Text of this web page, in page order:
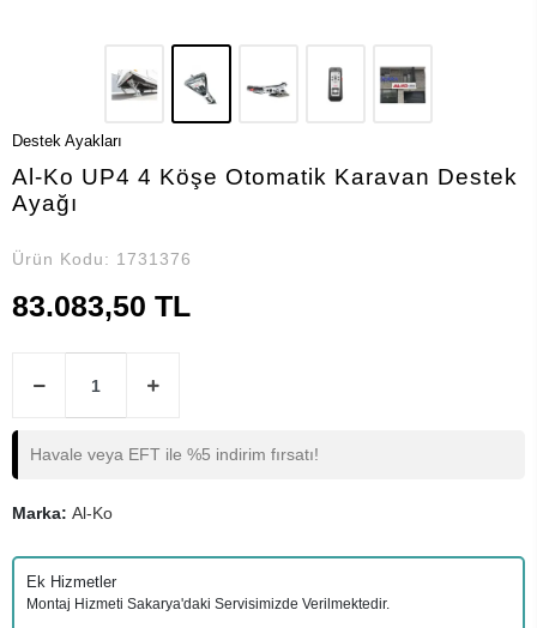
Destek Ayakları
Al-Ko UP4 4 Köşe Otomatik Karavan Destek
Ayağı
Ürün Kodu: 1731376
83.083,50 TL
Havale veya EFT ile %5 indirim fırsatı!
Marka: Al-Ko
Ek Hizmetler
Montaj Hizmeti Sakarya'daki Servisimizde Verilmektedir.